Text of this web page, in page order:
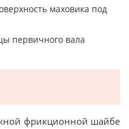
маховика под
первичного вала
фрикционной шайбе